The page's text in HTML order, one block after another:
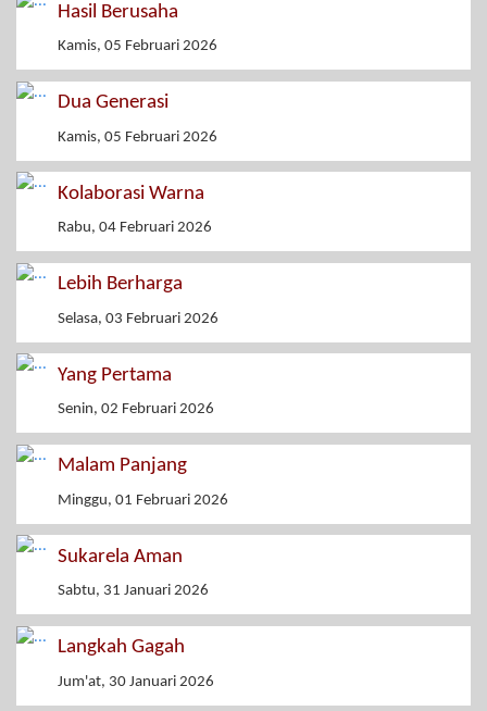
Hasil Berusaha
Kamis, 05 Februari 2026
Dua Generasi
Kamis, 05 Februari 2026
Kolaborasi Warna
Rabu, 04 Februari 2026
Lebih Berharga
Selasa, 03 Februari 2026
Yang Pertama
Senin, 02 Februari 2026
Malam Panjang
Minggu, 01 Februari 2026
Sukarela Aman
Sabtu, 31 Januari 2026
Langkah Gagah
Jum'at, 30 Januari 2026